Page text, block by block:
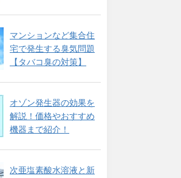
マンションなど集合住
宅で発生する臭気問題
【タバコ臭の対策】
オゾン発生器の効果を
解説！価格やおすすめ
機器まで紹介！
次亜塩素酸水溶液と新